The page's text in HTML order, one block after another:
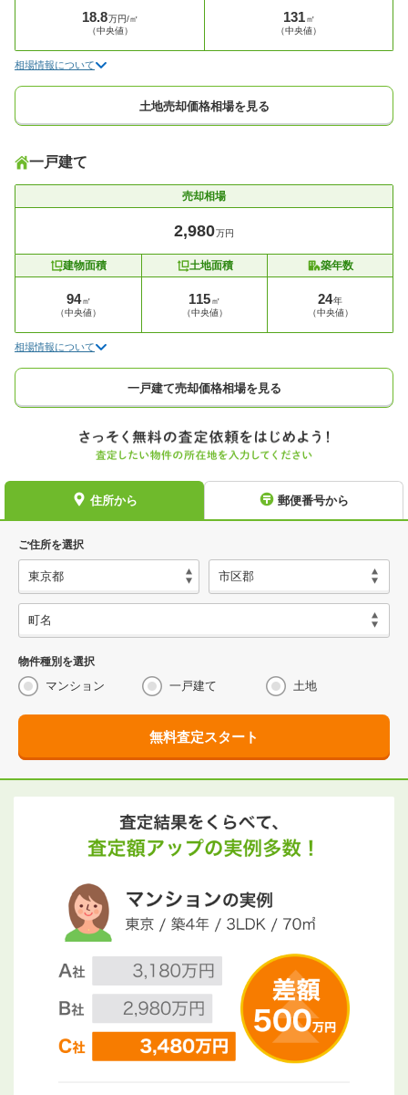
18.8万円/㎡
（中央値）
131 ㎡
（中央値）
相場情報について
土地売却価格相場を見る
一戸建て
売却相場
2,980万円
建物面積
94㎡
（中央値）
土地面積
115㎡
（中央値）
築年数
24年
（中央値）
相場情報について
一戸建て売却価格相場を見る
住所から 郵便番号から
ご住所を選択
物件種別を選択
マンション 一戸建て 土地
無料査定スタート